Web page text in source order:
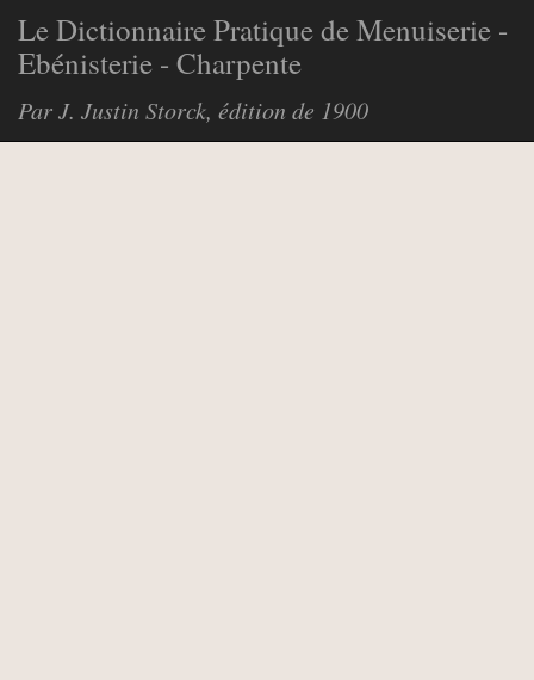
Le Dictionnaire Pratique de Menuiserie -
Ebénisterie - Charpente
Par J. Justin Storck, édition de 1900